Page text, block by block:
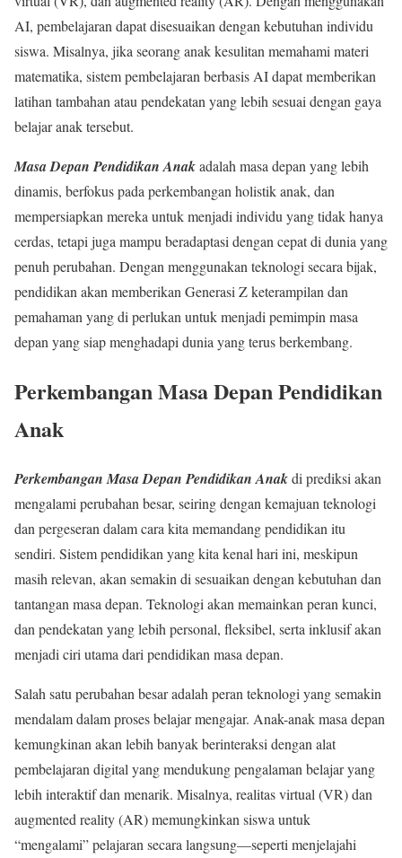
AI, pembelajaran dapat disesuaikan dengan kebutuhan individu
siswa. Misalnya, jika seorang anak kesulitan memahami materi
matematika, sistem pembelajaran berbasis AI dapat memberikan
latihan tambahan atau pendekatan yang lebih sesuai dengan gaya
belajar anak tersebut.
Masa Depan Pendidikan Anakadalah masa depan yang lebih
dinamis, berfokus pada perkembangan holistik anak, dan
mempersiapkan mereka untuk menjadi individu yang tidak hanya
cerdas, tetapi juga mampu beradaptasi dengan cepat di dunia yang
penuh perubahan. Dengan menggunakan teknologi secara bijak,
pendidikan akan memberikan Generasi Z keterampilan dan
pemahaman yang di perlukan untuk menjadi pemimpin masa
depan yang siap menghadapi dunia yang terus berkembang.
Perkembangan Masa Depan Pendidikan
Anak
Perkembangan Masa Depan Pendidikan Anakdi prediksi akan
mengalami perubahan besar, seiring dengan kemajuan teknologi
dan pergeseran dalam cara kita memandang pendidikan itu
sendiri. Sistem pendidikan yang kita kenal hari ini, meskipun
masih relevan, akan semakin di sesuaikan dengan kebutuhan dan
tantangan masa depan. Teknologi akan memainkan peran kunci,
dan pendekatan yang lebih personal, fleksibel, serta inklusif akan
menjadi ciri utama dari pendidikan masa depan.
Salah satu perubahan besar adalah peran teknologi yang semakin
mendalam dalam proses belajar mengajar. Anak-anak masa depan
kemungkinan akan lebih banyak berinteraksi dengan alat
pembelajaran digital yang mendukung pengalaman belajar yang
lebih interaktif dan menarik. Misalnya, realitas virtual (VR) dan
augmented reality (AR) memungkinkan siswa untuk
“mengalami” pelajaran secara langsung—seperti menjelajahi